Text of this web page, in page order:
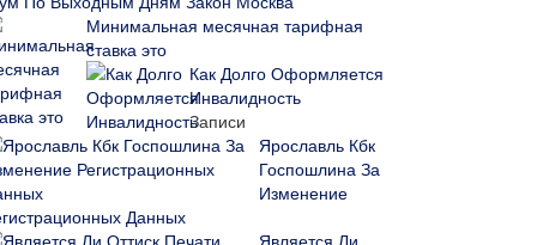
Минимальная месячная тарифная
ставка это
Как Долго Оформляется
Инвалидность
Записи
Ярославль Кбк
Госпошлина За
Изменение
Данных
Является Ли